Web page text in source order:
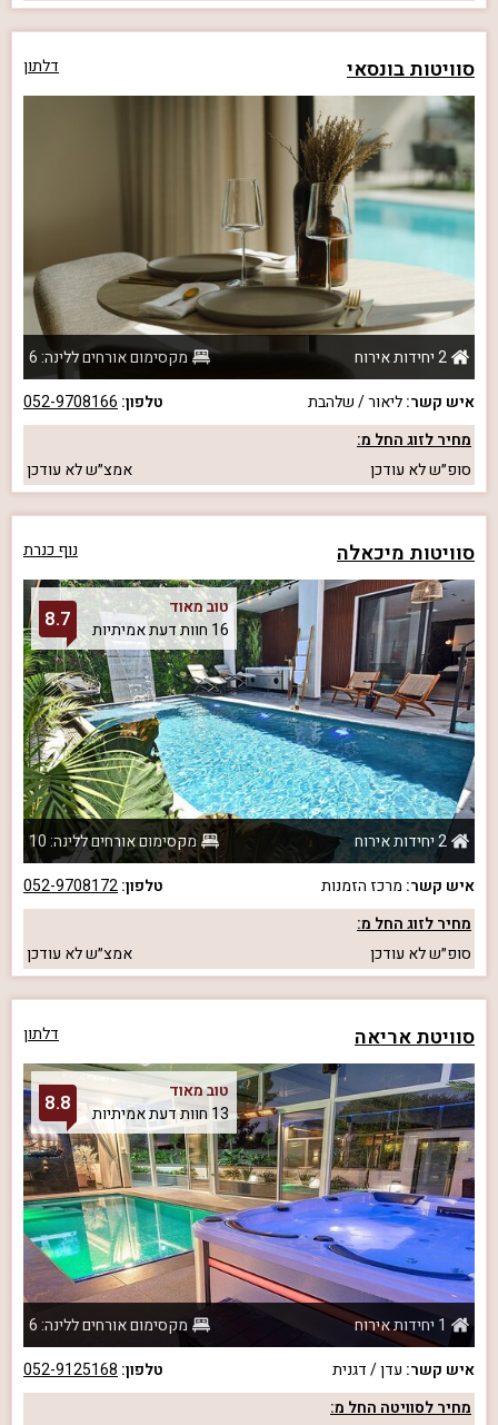
סוויטות בונסאי דלתון
2 יחידות אירוח
מקסימום אורחים ללינה: 6
איש קשר:ליאור / שלהבת טלפון: 052-9708166
מחיר לזוג החל מ:
סופ״שלא עודכן אמצ״שלא עודכן
סוויטות מיכאלה נוף כנרת
טוב מאוד
16 חוות דעת אמיתיות
8.7
2 יחידות אירוח
מקסימום אורחים ללינה: 10
איש קשר: מרכז הזמנות טלפון:052-9708172
מחיר לזוג החל מ:
סופ״שלא עודכן אמצ״שלא עודכן
סוויטת אריאה דלתון
טוב מאוד
13 חוות דעת אמיתיות
8.8
1 יחידות אירוח
מקסימום אורחים ללינה: 6
איש קשר: עדן / דגנית טלפון: 052-9125168
מחיר לסוויטה החל מ: